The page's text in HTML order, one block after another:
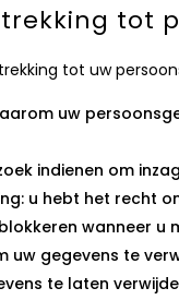
tot
tot uw
uw
indienen om
u hebt het recht
wanneer u
uw gegevens te
te laten